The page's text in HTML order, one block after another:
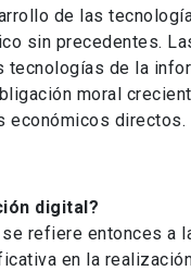
de las
sin precedentes.
tecnologías de la
moral
económicos directos.
digital?
refiere entonces a
en la